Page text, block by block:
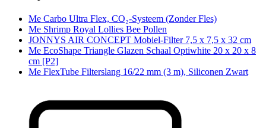
Me Carbo Ultra Flex, CO₂-Systeem (Zonder Fles)
Me Shrimp Royal Lollies Bee Pollen
JONNYS AIR CONCEPT Mobiel-Filter 7,5 x 7,5 x 32 cm
Me EcoShape Triangle Glazen Schaal Optiwhite 20 x 20 x 8
cm [P2]
Me FlexTube Filterslang 16/22 mm (3 m), Siliconen Zwart